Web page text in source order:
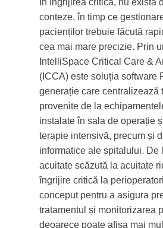
În îngrijirea critică, nu există
conteze, în timp ce
pacienților trebuie făcută
cea mai mare precizie. Prin
IntelliSpace Critical Care &
(ICCA) este soluția software
generație care centralizează
provenite de la
instalate în sala de operație
terapie intensivă, precum și
informatice ale spitalului. De
acuitate scăzută la acuitate
îngrijire critică la
conceput pentru a asigura
tratamentul și monitorizarea
deoarece poate afișa mai